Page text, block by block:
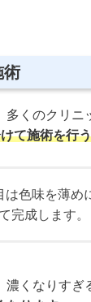
術
多くのクリニ
て施術を行
は色味を薄め
完成します。
濃くなりすぎ